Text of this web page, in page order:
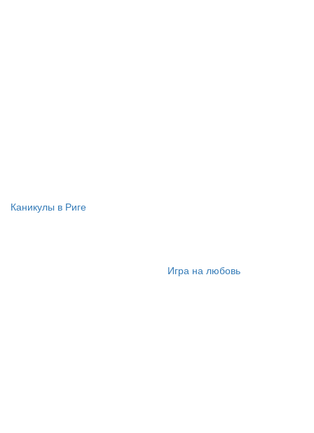
Каникулы в Риге
Игра на любовь